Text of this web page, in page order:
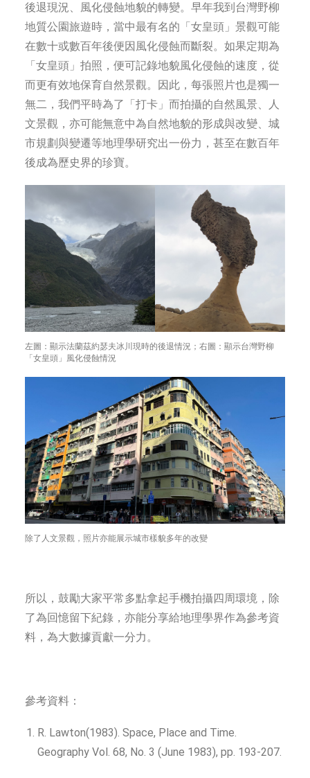
後退現況、風化侵蝕地貌的轉變。早年我到台灣野柳
地質公園旅遊時，當中最有名的「女皇頭」景觀可能
在數十或數百年後便因風化侵蝕而斷裂。如果定期為
「女皇頭」拍照，便可記錄地貌風化侵蝕的速度，從
而更有效地保育自然景觀。因此，每張照片也是獨一
無二，我們平時為了「打卡」而拍攝的自然風景、人
文景觀，亦可能無意中為自然地貌的形成與改變、城
市規劃與變遷等地理學研究出一份力，甚至在數百年
後成為歷史界的珍寶。
左圖：顯示法蘭茲約瑟夫冰川現時的後退情況；右圖：顯示台灣野柳
「女皇頭」風化侵蝕情況
除了人文景觀，照片亦能展示城市樣貌多年的改變
所以，鼓勵大家平常多點拿起手機拍攝四周環境，除
了為回憶留下紀錄，亦能分享給地理學界作為參考資
料，為大數據貢獻一分力。
參考資料：
R. Lawton(1983). Space, Place and Time.
Geography Vol. 68, No. 3 (June 1983), pp. 193-207.